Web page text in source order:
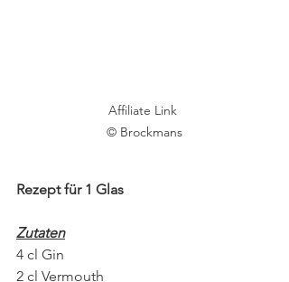
Affiliate Link
© Brockmans
Rezept für 1 Glas
Zutaten
4 cl Gin
2 cl Vermouth